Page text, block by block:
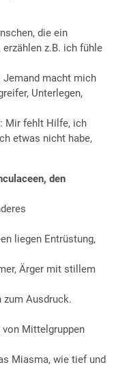
die ein
z.B. ich fühle
macht mich
Unterlegen,
Mir fehlt Hilfe, ich
etwas nicht habe,
den
liegen Entrüstung,
Ärger mit stillem
zum Ausdruck.
von Mittelgruppen
Miasma, wie tief und